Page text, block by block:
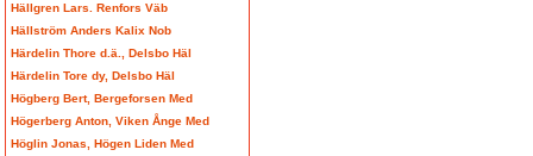
Hällgren Lars. Renfors Väb
Hällström Anders Kalix Nob
Härdelin Thore d.ä., Delsbo Häl
Härdelin Tore dy, Delsbo Häl
Högberg Bert, Bergeforsen Med
Högerberg Anton, Viken Ånge Med
Höglin Jonas, Högen Liden Med